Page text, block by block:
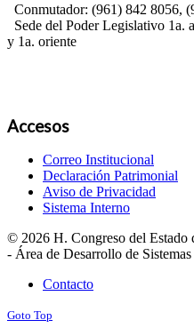
Conmutador: (961) 842 8056,
Sede del Poder Legislativo 1a.
y 1a. oriente
Accesos
Correo Institucional
Declaración Patrimonial
Aviso de Privacidad
Sistema Interno
© 2026 H. Congreso del Estado
- Área de Desarrollo de Sistemas
Contacto
Goto Top